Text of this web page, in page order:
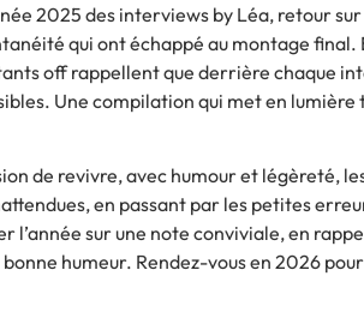
2025 des interviews by Léa, retour
qui ont échappé au montage
off rappellent que derrière chaque
Une compilation qui met en lumière
de revivre, avec humour et légèreté,
en passant par les petites
l’année sur une note conviviale, en
humeur. Rendez-vous en 2026